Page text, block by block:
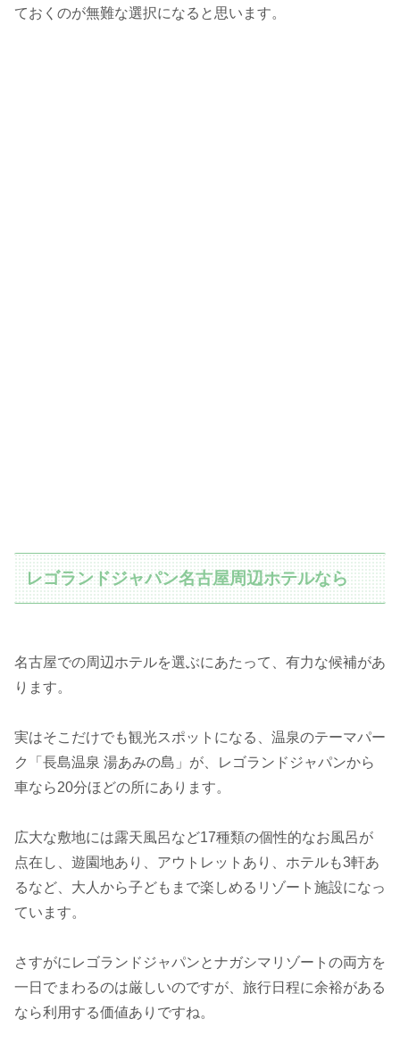
ておくのが無難な選択になると思います。
レゴランドジャパン名古屋周辺ホテルなら
名古屋での周辺ホテルを選ぶにあたって、有力な候補があ
ります。
実はそこだけでも観光スポットになる、温泉のテーマパー
ク「長島温泉 湯あみの島」が、レゴランドジャパンから
車なら20分ほどの所にあります。
広大な敷地には露天風呂など17種類の個性的なお風呂が
点在し、遊園地あり、アウトレットあり、ホテルも3軒あ
るなど、大人から子どもまで楽しめるリゾート施設になっ
ています。
さすがにレゴランドジャパンとナガシマリゾートの両方を
一日でまわるのは厳しいのですが、旅行日程に余裕がある
なら利用する価値ありですね。